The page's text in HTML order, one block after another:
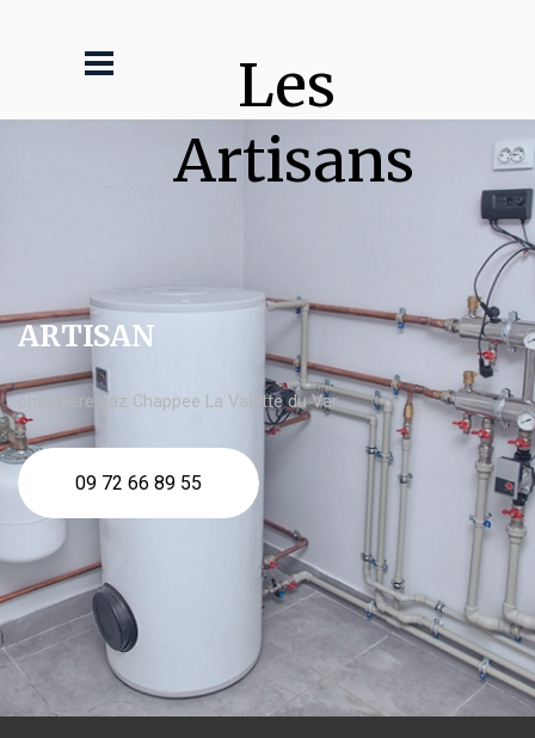
Les
Artisans
ARTISAN
chaudière gaz Chappee La Valette du Var
09 72 66 89 55